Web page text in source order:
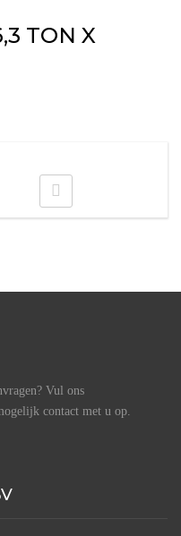
TON X
Vul ons
contact met u op.